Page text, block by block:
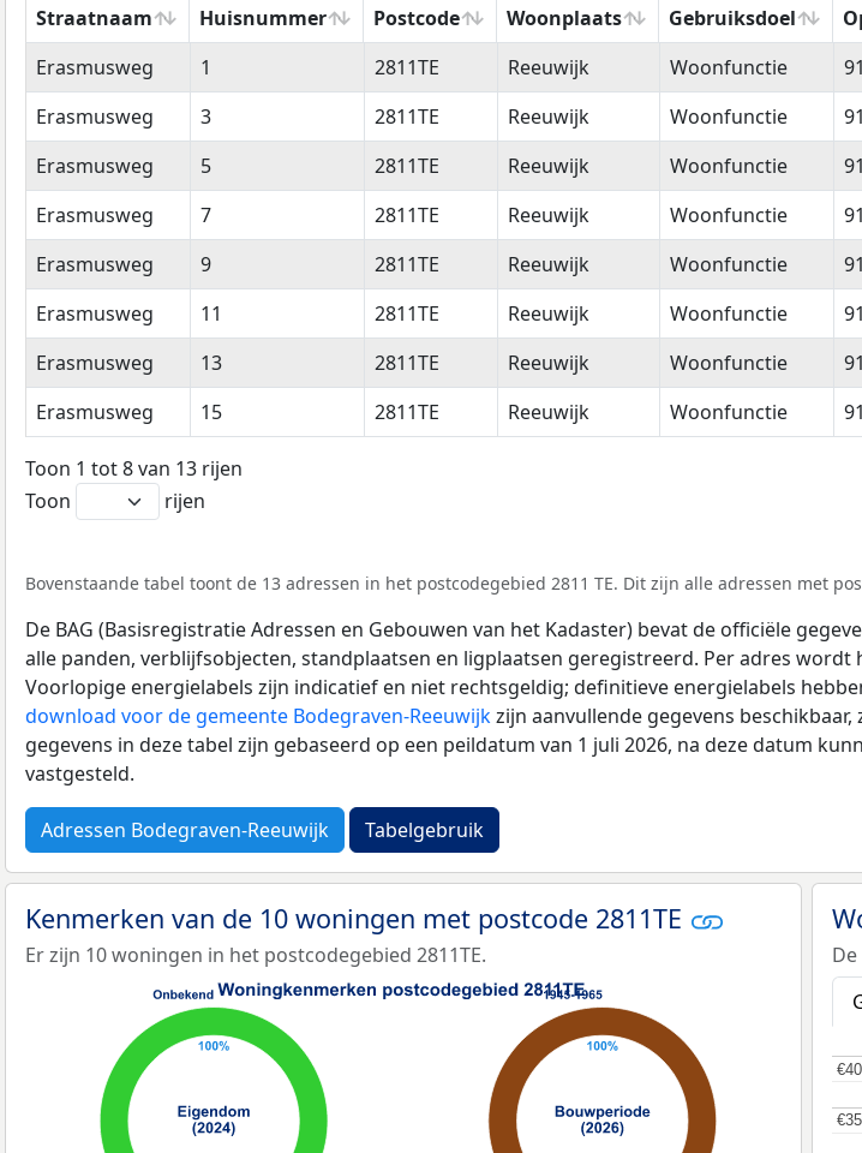
Straatnaam Huisnummer Postcode Woonplaats Gebruiksdoel
Straatnaam
Huisnummer Postcode Woonplaats Gebruiksdoel
Erasmusweg 1 2811TE Reeuwijk Woonfunctie
Erasmusweg
3 2811TE Reeuwijk Woonfunctie
Erasmusweg
5 2811TE Reeuwijk Woonfunctie
Erasmusweg
7 2811TE Reeuwijk Woonfunctie
Erasmusweg
9 2811TE Reeuwijk Woonfunctie
Erasmusweg
11 2811TE Reeuwijk Woonfunctie
Erasmusweg
13 2811TE Reeuwijk Woonfunctie
Erasmusweg
15 2811TE Reeuwijk Woonfunctie
Toon 1 tot 8 van 13 rijen
Toon
rijen
Bovenstaande tabel toont de 13 adressen in het postcodegebied 2811 TE. Dit zijn alle adressen met
De BAG (Basisregistratie Adressen en Gebouwen van het Kadaster) bevat de officiële
alle panden, verblijfsobjecten, standplaatsen en ligplaatsen geregistreerd. Per adres
Voorlopige energielabels zijn indicatief en niet rechtsgeldig; definitieve energielabels
download voor de gemeente Bodegraven-Reeuwijkzijn aanvullende gegevens
gegevens in deze tabel zijn gebaseerd op een peildatum van 1 juli 2026, na deze datum
vastgesteld.
Adressen Bodegraven-Reeuwijk Tabelgebruik
Kenmerken van de 10 woningen met postcode 2811TE
Er zijn 10 woningen in het postcodegebied 2811TE.